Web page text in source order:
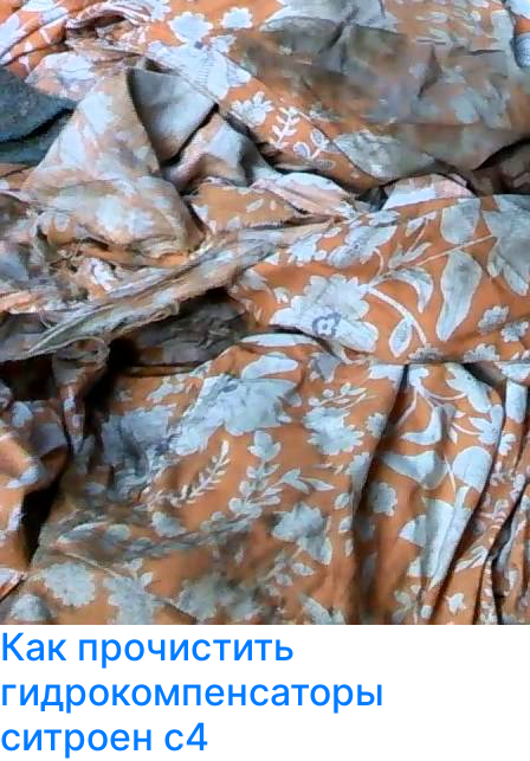
Как прочистить
гидрокомпенсаторы
ситроен с4